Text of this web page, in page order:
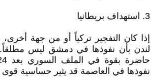
3. استهداف بريطانيا
إذا كان التفجير تركياً أو من جهة
لندن بأن نفوذها في دمشق ليس مطلقاً.
نفوذها في العاصمة قد يثير حساسية قوى